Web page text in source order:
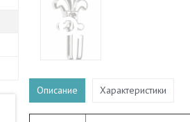
Описание Характеристики